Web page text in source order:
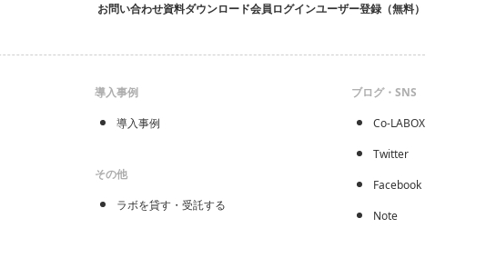
お問い合わせ資料ダウンロード会員ログインユーザー登録（無料）
導入事例
導入事例
その他
ラボを貸す・受託する
ブログ・SNS
Co-LABOX
Twitter
Facebook
Note